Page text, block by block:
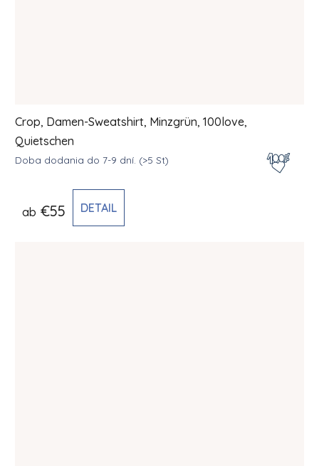
Crop, Damen-Sweatshirt, Minzgrün, 100love,
Quietschen
Doba dodania do 7-9 dní. (>5 St)
ab €55 DETAIL